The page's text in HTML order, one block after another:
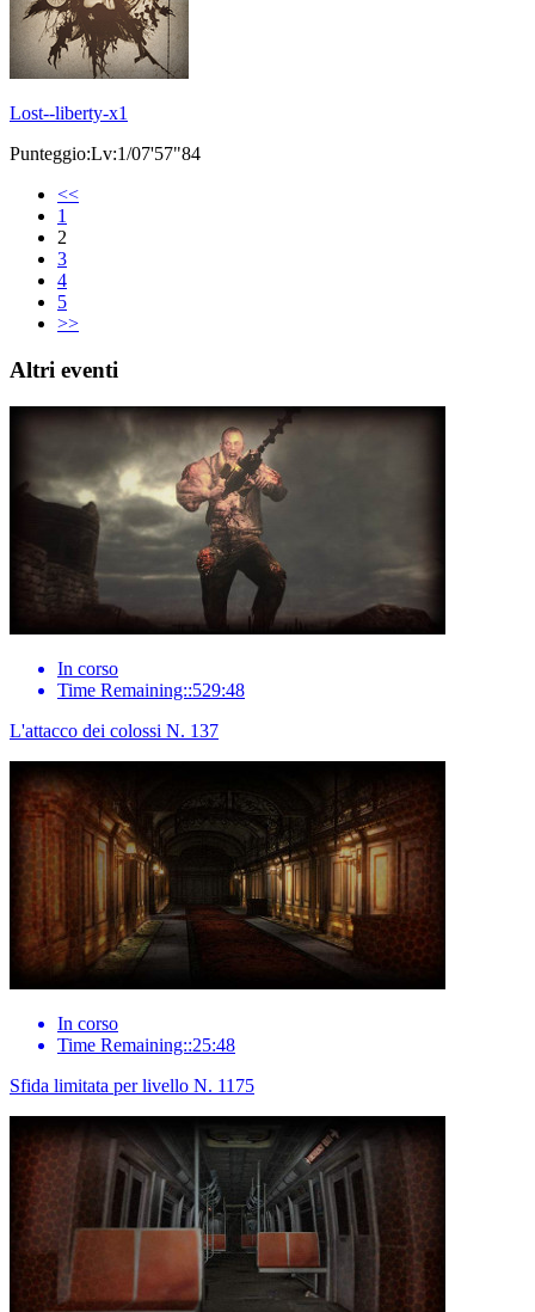
Lost--liberty-x1
Punteggio:Lv:1/07'57"84
<<
1
2
3
4
5
>>
Altri eventi
In corso
Time Remaining::529:48
L'attacco dei colossi N. 137
In corso
Time Remaining::25:48
Sfida limitata per livello N. 1175